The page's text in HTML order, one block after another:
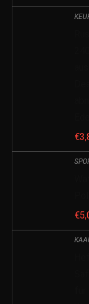
€
€